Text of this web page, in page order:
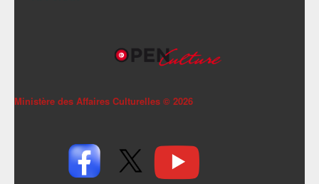
Ministère des Affaires Culturelles © 2026